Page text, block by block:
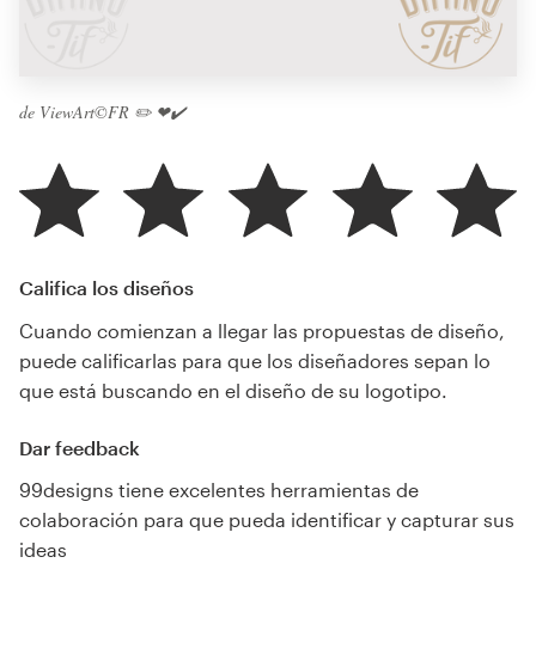
de ViewArt©FR ✏️ ❤✔️
Califica los diseños
Cuando comienzan a llegar las propuestas de diseño,
puede calificarlas para que los diseñadores sepan lo
que está buscando en el diseño de su logotipo.
Dar feedback
99designs tiene excelentes herramientas de
colaboración para que pueda identificar y capturar sus
ideas